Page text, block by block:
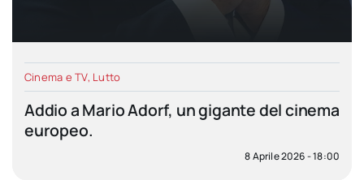
Cinema e TV, Lutto
Addio a Mario Adorf, un gigante del cinema
europeo.
8 Aprile 2026 - 18:00